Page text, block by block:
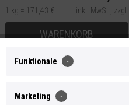
1 kg = 171,43 € inkl. MwSt., zzgl.
Versand
WARENKORB
Funktionale
Marketing